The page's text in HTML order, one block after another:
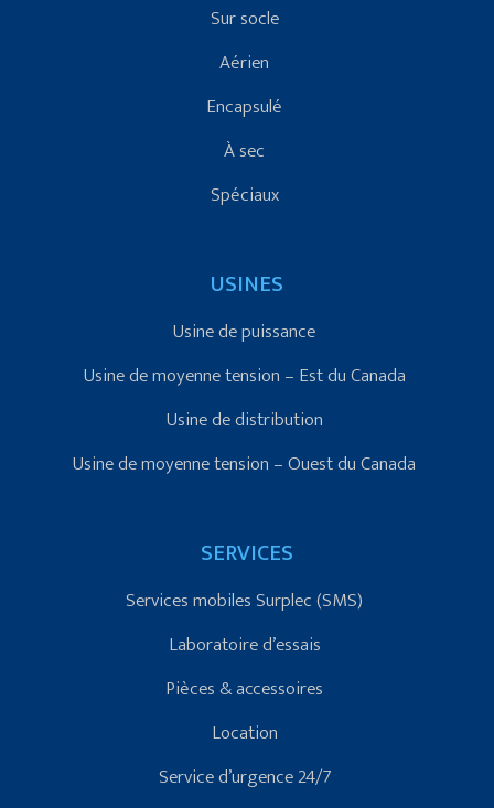
Sur socle
Aérien
Encapsulé
À sec
Spéciaux
USINES
Usine de puissance
Usine de moyenne tension – Est du Canada
Usine de distribution
Usine de moyenne tension – Ouest du Canada
SERVICES
Services mobiles Surplec (SMS)
Laboratoire d’essais
Pièces & accessoires
Location
Service d’urgence 24/7